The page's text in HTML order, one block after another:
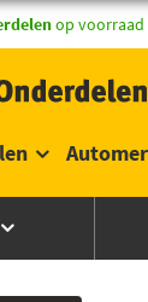
morgen in huis *
op voorraad